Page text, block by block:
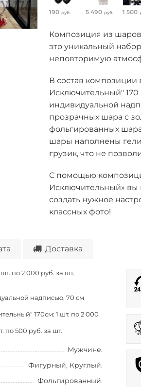
190 руб. 5 490 руб. 1 500
Композиция из
это уникальный
неповторимую
В состав
Исключительный"
индивидуальной
прозрачных шара с
фольгированных
шары наполнены
грузик, что не
С помощью
Исключительный» вы
создать нужное
классных фото!
Доставка
по 2 000 руб. за шт.
надписью, 70 см
170см: 1 шт. по2 000
по500 руб. за шт.
Мужчине.
Фигурный, Круглый.
Фольгированный.